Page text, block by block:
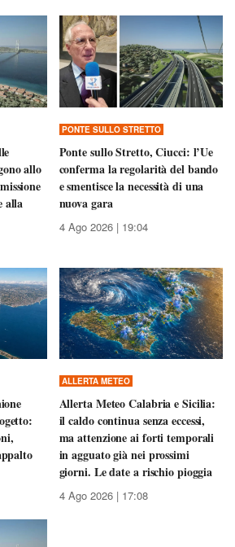
allo
alla
PONTE SULLO STRETTO
Ponte sullo Stretto, Ciucci: l’Ue
conferma la regolarità del bando
e smentisce la necessità di una
nuova gara
4 Ago 2026 | 19:04
ALLERTA METEO
Allerta Meteo Calabria e Sicilia:
il caldo continua senza eccessi,
ma attenzione ai forti temporali
in agguato già nei prossimi
giorni. Le date a rischio pioggia
4 Ago 2026 | 17:08